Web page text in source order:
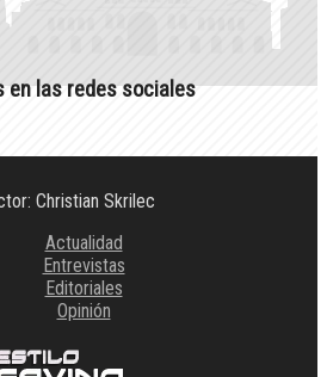
en las redes sociales
Christian Skrilec
Actualidad
Entrevistas
Editoriales
Opinión